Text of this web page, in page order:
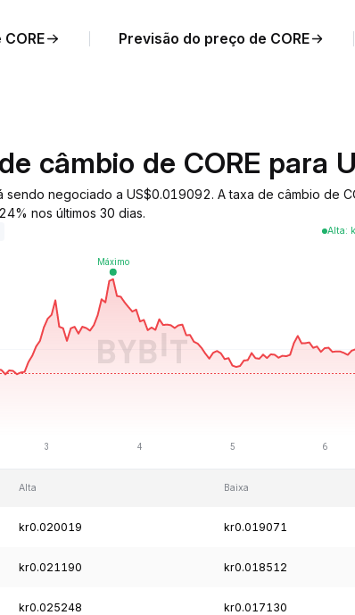
Previsão do preço de CORE
câmbio de CORE para
sendo negociado a US$0.019092. A taxa de câmbio de
nos últimos 30 dias.
Alta:
Alta Baixa
kr0.020019 kr0.019071
kr0.021190 kr0.018512
kr0.025248 kr0.017130